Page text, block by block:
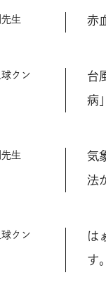
生 赤
クン
台
病
生
気
法
クン
は
す。